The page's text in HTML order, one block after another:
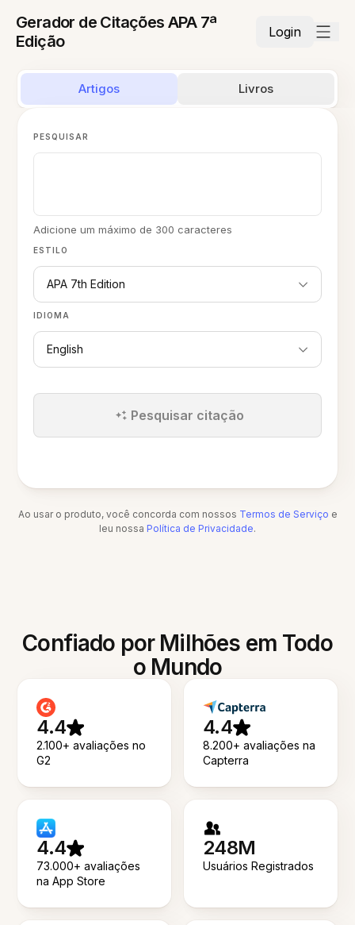
Gerador de Citações APA 7ª
Edição
Login
Artigos Livros
ESTILO
APA 7th Edition
IDIOMA
English
PESQUISAR
Adicione um máximo de 300 caracteres
Pesquisar citação
Ao usar o produto, você concorda com nossos Termos de Serviço e
leu nossa Política de Privacidade.
Confiado por Milhões em Todo
o Mundo
4.4
2.100+ avaliações no
G2
4.4
8.200+ avaliações na
Capterra
4.4
73.000+ avaliações
na App Store
248M
Usuários Registrados